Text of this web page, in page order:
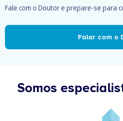
Fale com o Doutor e prepare-se para
Falar com o
Somos